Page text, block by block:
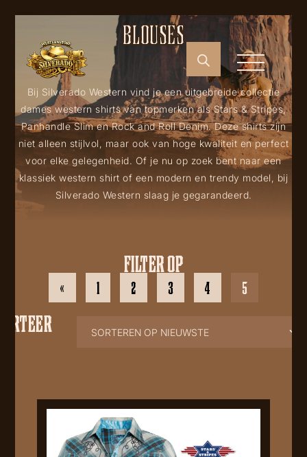
BLOUSES
Bij Silverado Western vind je een uitgebreide collectie
dames western shirts van topmerken als Stars & Stripes,
Panhandle Slim en Rock and Roll Denim. Deze shirts zijn
niet alleen stijlvol, maar ook van hoge kwaliteit en perfect
voor elke gelegenheid. Of je nu op zoek bent naar een
klassiek western shirt of een modern en trendy model, bij
Silverado Western slaag je gegarandeerd.
FILTER OP
« 1 2 3 4 5